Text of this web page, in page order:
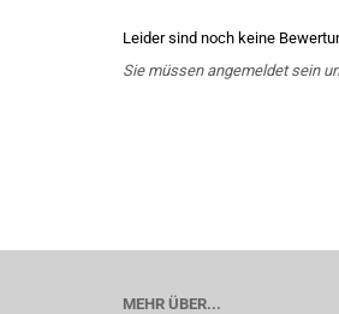
Leider sind noch keine
Sie müssen angemeldet sein
MEHR ÜBER...